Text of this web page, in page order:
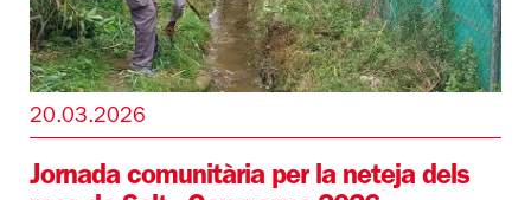
20.03.2026
Jornada comunitària per la neteja dels